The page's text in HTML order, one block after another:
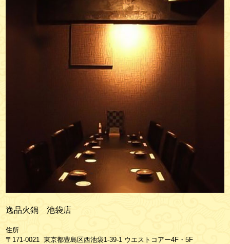
逸品火鍋 池袋店
住所
〒171-0021 東京都豊島区西池袋1-39-1 ウエストコアー4F・5F